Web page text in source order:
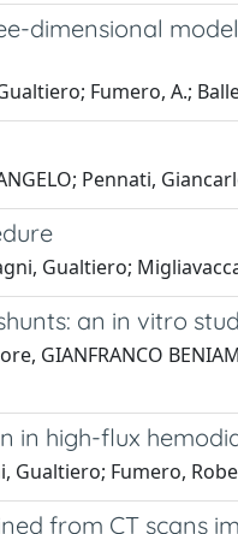
dimensional
Fumero, A.;
Pennati,
Gualtiero;
an in vitro
GIANFRANCO
in high-flux
Gualtiero; Fumero,
from CT scans